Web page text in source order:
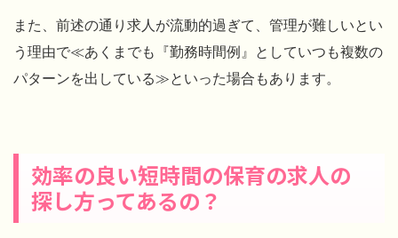
また、前述の通り求人が流動的過ぎて、管理が難しいとい
う理由で≪あくまでも『勤務時間例』としていつも複数の
パターンを出している≫といった場合もあります。
効率の良い短時間の保育の求人の
探し方ってあるの？